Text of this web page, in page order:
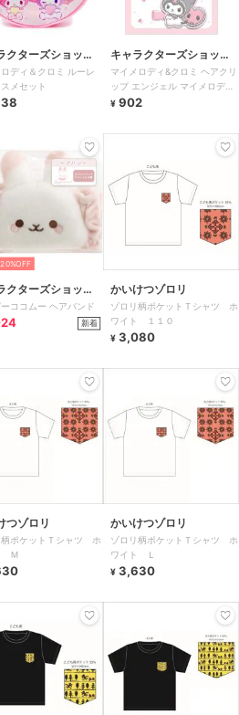
クターズショッ
フラフ
ディ＆クロミ ルーレ
メセット
キャラクターズショッ
プ ラフラフ
マイメロディ&クロミ ヘアクリ
ップ エンジェル マイメロディ
50周年&クロミ20周年
¥ 902
クターズショッ
フラフ
ココムー ヘアバンド
新着
かいけつゾロリ
ゾロリ柄ポケットＴシャツ ホ
ワイト １１０
¥ 3,080
つゾロリ
柄ポケットＴシャツ ホ
Ｍ
かいけつゾロリ
ゾロリ柄ポケットＴシャツ ホ
ワイト Ｌ
¥ 3,630